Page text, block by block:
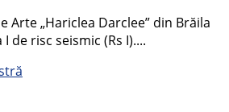
Arte „Hariclea Darclee” din Brăila
de risc seismic (Rs I)....